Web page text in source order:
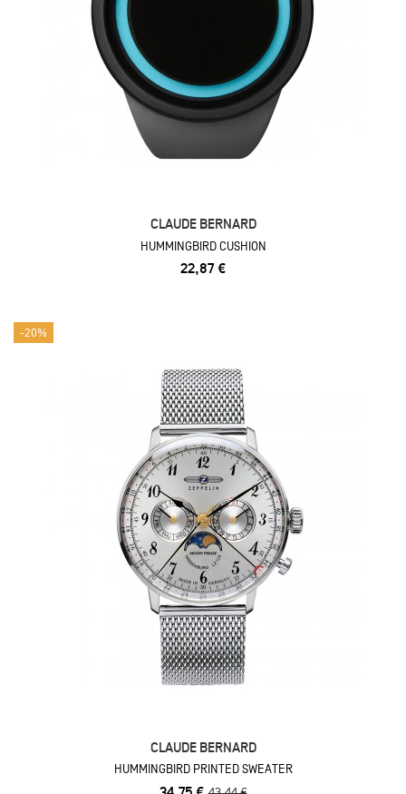
CLAUDE BERNARD
HUMMINGBIRD CUSHION
22,87 €
-20%
CLAUDE BERNARD
HUMMINGBIRD PRINTED SWEATER